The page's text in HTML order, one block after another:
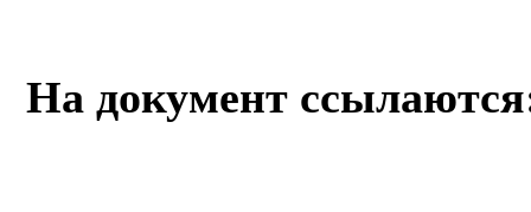
На документ